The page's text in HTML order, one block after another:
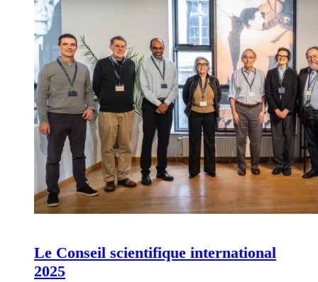
Le Conseil scientifique international
2025